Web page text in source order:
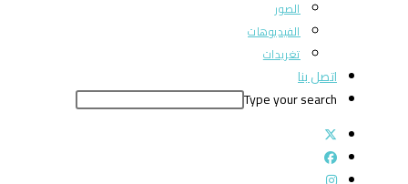
الصور
الفيديوهات
تغريدات
اتصل بنا
Type your search